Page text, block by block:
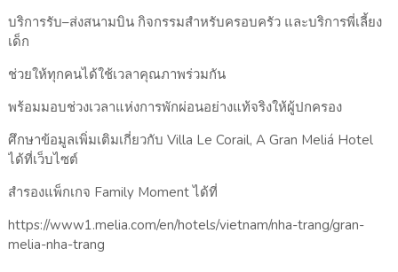
บริการรับ–ส่งสนามบิน กิจกรรมสำหรับครอบครัว และบริการพี่เลี้ยง
เด็ก
ช่วยให้ทุกคนได้ใช้เวลาคุณภาพร่วมกัน
พร้อมมอบช่วงเวลาแห่งการพักผ่อนอย่างแท้จริงให้ผู้ปกครอง
ศึกษาข้อมูลเพิ่มเติมเกี่ยวกับ Villa Le Corail, A Gran Meliá Hotel
ได้ที่เว็บไซต์
สำรองแพ็กเกจ Family Moment ได้ที่
https://www1.melia.com/en/hotels/vietnam/nha-trang/gran-
melia-nha-trang